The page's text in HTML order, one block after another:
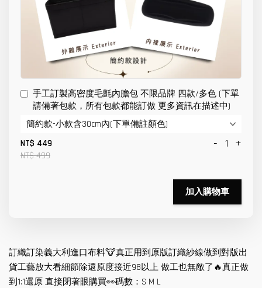
手工訂製高密度毛氈內膽包 不限品牌 四款/多色 (下單
請備著包款，所有包款都能訂做 更多資訊在描述中)
NT$ 449
NT$ 499
- +
加入購物車
訂織訂染義大利進口布料🐮真正用到原版訂織紗線做到對版出
貨工藝放大看細節除還原度接近98以上 做工也無敵了🔥真正做
到1:1還原 直接閉著眼購買👀碼數：S M L